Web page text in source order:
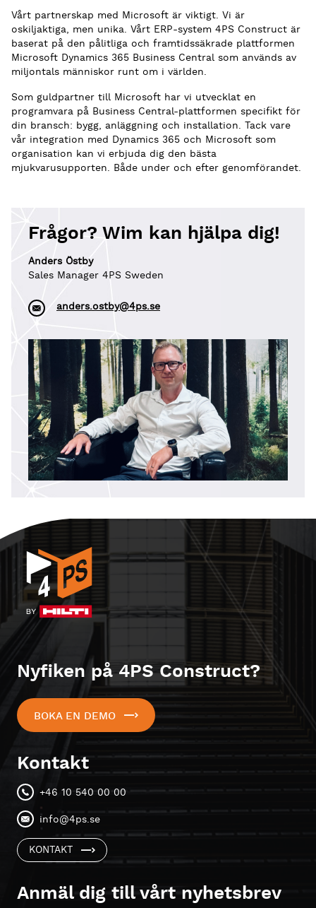
Vårt partnerskap med Microsoft är viktigt. Vi är
oskiljaktiga, men unika. Vårt ERP-system 4PS Construct är
baserat på den pålitliga och framtidssäkrade plattformen
Microsoft Dynamics 365 Business Central som används av
miljontals människor runt om i världen.
Som guldpartner till Microsoft har vi utvecklat en
programvara på Business Central-plattformen specifikt för
din bransch: bygg, anläggning och installation. Tack vare
vår integration med Dynamics 365 och Microsoft som
organisation kan vi erbjuda dig den bästa
mjukvarusupporten. Både under och efter genomförandet.
Frågor? Wim kan hjälpa dig!
Anders Östby
Sales Manager 4PS Sweden
anders.ostby@4ps.se
Nyfiken på 4PS Construct?
BOKA EN DEMO
Kontakt
+46 10 540 00 00
info@4ps.se
KONTAKT
Anmäl dig till vårt nyhetsbrev